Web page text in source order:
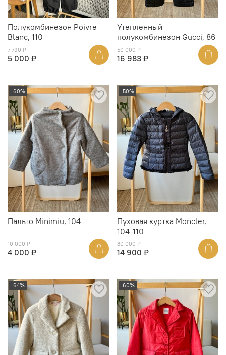
Полукомбинезон Poivre
Blanc, 110
7 790 ₽
5 000 ₽
Утепленный
полукомбинезон Gucci, 86
50 000 ₽
16 983 ₽
-60%
Пальто Minimiu, 104
10 000 ₽
4 000 ₽
-50%
Пуховая куртка Moncler,
104-110
30 000 ₽
14 900 ₽
-64% -60%